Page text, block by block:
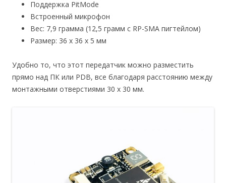
Поддержка PitMode
Встроенный микрофон
Вес: 7,9 грамма (12,5 грамм с RP-SMA пигтейлом)
Размер: 36 х 36 х 5 мм
Удобно то, что этот передатчик можно разместить
прямо над ПК или PDB, все благодаря расстоянию между
монтажными отверстиями 30 х 30 мм.